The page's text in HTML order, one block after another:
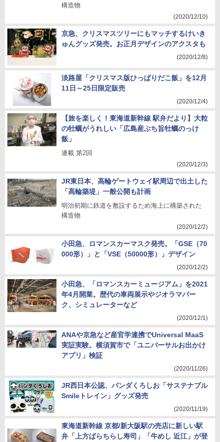
構造物
(2020/12/10)
京急、クリスマスツリーにもマッチするけいき
ゅんグッズ発売。お正月デザインのアクスタも
(2020/12/8)
淡路屋「クリスマス版ひっぱりだこ飯」を12月
11日～25日限定販売
(2020/12/4)
【旅を楽しく！東海道新幹線 駅弁だより】大粒
の牡蠣がうれしい「広島産ぶち旨牡蠣のっけ
飯」
連載 第2回
(2020/12/3)
JR東日本、高輪ゲートウェイ駅周辺で出土した
「高輪築堤」一般公開も計画
明治初期に鉄道を敷設するため海上に構築された
構造物
(2020/12/2)
小田急、ロマンスカーマスク発売。「GSE（70
000形）」と「VSE（50000形）」デザイン
(2020/12/2)
小田急、「ロマンスカーミュージアム」を2021
年4月開業。歴代の車両展示やジオラマパー
ク、シミュレーターなど
(2020/12/1)
ANAや京急など産官学連携でUniversal MaaS
実証実験。横須賀市で「ユニバーサルお出かけ
アプリ」検証
(2020/11/26)
JR西日本公認、パンダくろしお「サステナブル
Smileトレイン」グッズ発売
(2020/11/19)
東海道新幹線 京都/新大阪駅の売店に新しい駅
弁「上方ばらちらし寿司」「牛めし 近江」が登